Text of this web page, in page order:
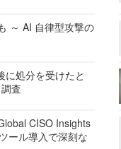
～ AI 自律型攻撃の
に処分を受けたと
査
CISO Insights
ール導入で深刻な